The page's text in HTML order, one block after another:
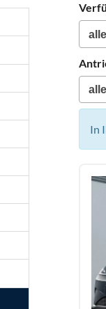
Neuwagen
In